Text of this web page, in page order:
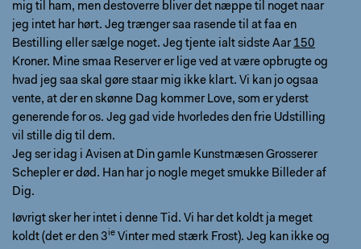
mig til ham, men destoverre bliver det næppe til noget naar
jeg intet har hørt. Jeg trænger saa rasende til at faa en
Bestilling eller sælge noget. Jeg tjente ialt sidste Aar 150
Kroner. Mine smaa Reserver er lige ved at være opbrugte og
hvad jeg saa skal gøre staar mig ikke klart. Vi kan jo ogsaa
vente, at der en skønne Dag kommer Love, som er yderst
generende for os. Jeg gad vide hvorledes den frie Udstilling
vil stille dig til dem.
Jeg ser idag i Avisen at Din gamle Kunstmæsen Grosserer
Schepler er død. Han har jo nogle meget smukke Billeder af
Dig.
Iøvrigt sker her intet i denne Tid. Vi har det koldt ja meget
koldt (det er den 3ie Vinter med stærk Frost). Jeg kan ikke og